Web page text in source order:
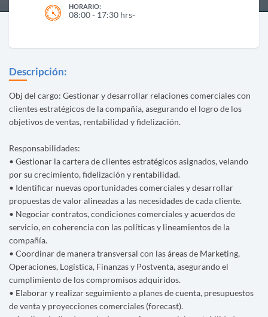
HORARIO:
08:00 - 17:30 hrs-
Descripción:
Obj del cargo: Gestionar y desarrollar relaciones comerciales con
clientes estratégicos de la compañía, asegurando el logro de los
objetivos de ventas, rentabilidad y fidelización.
Responsabilidades:
• Gestionar la cartera de clientes estratégicos asignados, velando
por su crecimiento, fidelización y rentabilidad.
• Identificar nuevas oportunidades comerciales y desarrollar
propuestas de valor alineadas a las necesidades de cada cliente.
• Negociar contratos, condiciones comerciales y acuerdos de
servicio, en coherencia con las políticas y lineamientos de la
compañía.
• Coordinar de manera transversal con las áreas de Marketing,
Operaciones, Logística, Finanzas y Postventa, asegurando el
cumplimiento de los compromisos adquiridos.
• Elaborar y realizar seguimiento a planes de cuenta, presupuestos
de venta y proyecciones comerciales (forecast).